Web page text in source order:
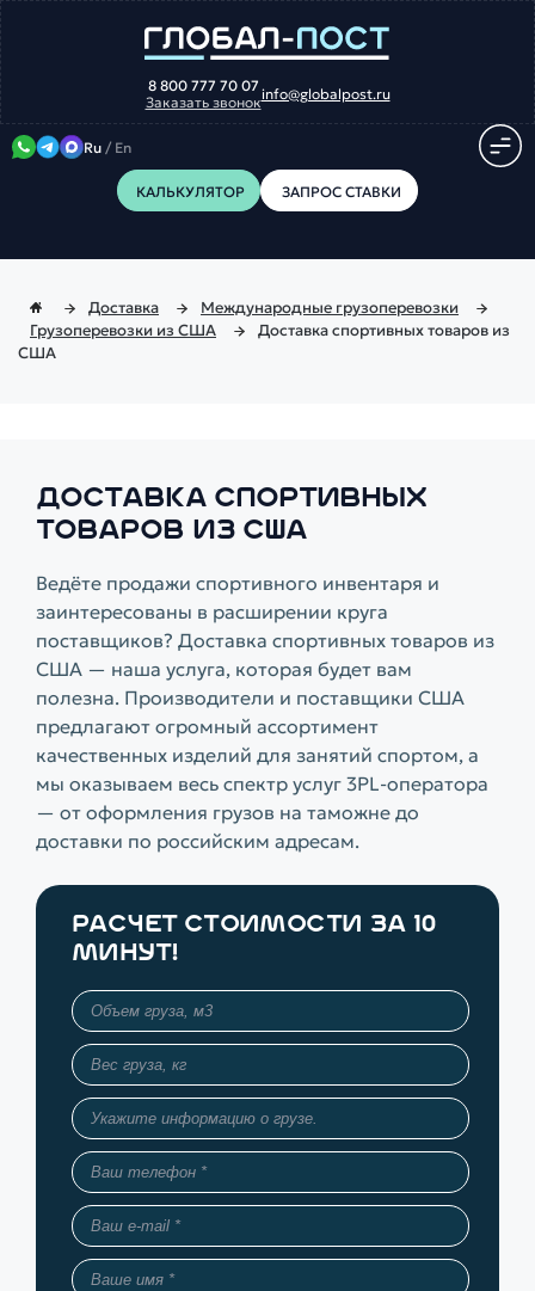
8 800 777 70 07
Заказать звонокinfo@globalpost.ru
Ru / En
КАЛЬКУЛЯТОР ЗАПРОС СТАВКИ
Доставка
Международные грузоперевозки
Грузоперевозки из США
Доставка спортивных товаров из
США
ДОСТАВКА СПОРТИВНЫХ
ТОВАРОВ ИЗ США
Ведёте продажи спортивного инвентаря и
заинтересованы в расширении круга
поставщиков? Доставка спортивных товаров из
США — наша услуга, которая будет вам
полезна. Производители и поставщики США
предлагают огромный ассортимент
качественных изделий для занятий спортом, а
мы оказываем весь спектр услуг 3PL-оператора
— от оформления грузов на таможне до
доставки по российским адресам.
РАСЧЕТ СТОИМОСТИ ЗА 10
МИНУТ!